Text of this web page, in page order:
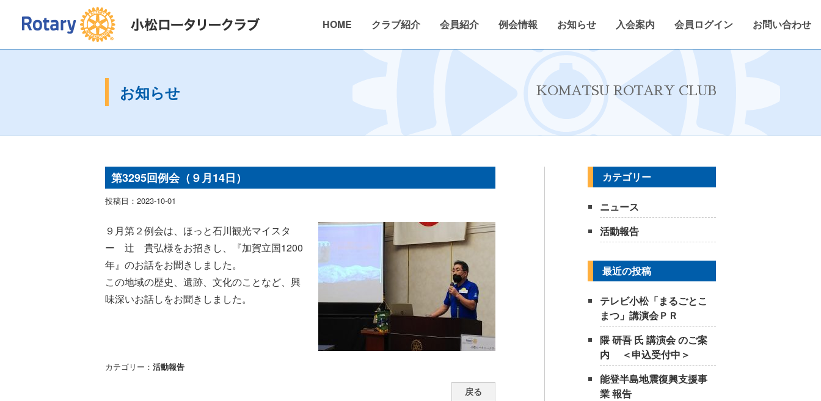
HOME クラブ紹介 会員紹介 例会情報 お知らせ 入会案内 会員ログイン お問い合わせ
お知らせ KOMATSU ROTARY CLUB
第3295回例会（９月14日）
投稿日：2023-10-01
９月第２例会は、ほっと石川観光マイスタ
ー 辻 貴弘様をお招きし、
『加賀立国1200
年』のお話をお聞きしました。
この地域の歴史、遺跡、文化のことなど、興
味深いお話しをお聞きしました。
カテゴリー： 活動報告
戻る
カテゴリー
ニュース
活動報告
最近の投稿
テレビ小松「まるごとこ
まつ」講演会ＰＲ
隈 研吾 氏 講演会 のご案
内 ＜申込受付中＞
能登半島地震復興支援事
業 報告